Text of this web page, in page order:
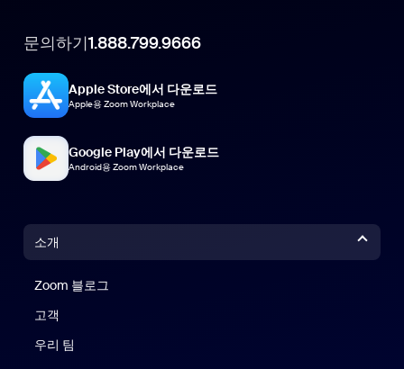
문의하기1.888.799.9666
Apple Store에서 다운로드
Apple용 Zoom Workplace
Google Play에서 다운로드
Android용 Zoom Workplace
소개
Zoom 블로그
고객
우리 팀